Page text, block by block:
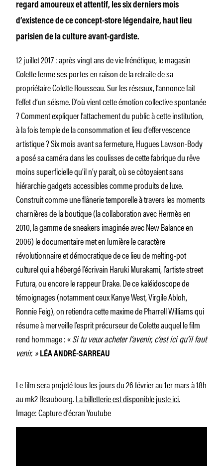
regard amoureux et attentif, les six derniers mois
d’existence de ce concept-store légendaire, haut lieu
parisien de la culture avant-gardiste.
12 juillet 2017 : après vingt ans de vie frénétique, le magasin
Colette ferme ses portes en raison de la retraite de sa
propriétaire Colette Rousseau. Sur les réseaux, l’annonce fait
l’effet d’un séisme. D’où vient cette émotion collective spontanée
? Comment expliquer l’attachement du public à cette institution,
à la fois temple de la consommation et lieu d’effervescence
artistique ? Six mois avant sa fermeture, Hugues Lawson-Body
a posé sa caméra dans les coulisses de cette fabrique du rêve
moins superficielle qu’il n’y paraît, où se côtoyaient sans
hiérarchie gadgets accessibles comme produits de luxe.
Construit comme une flânerie temporelle à travers les moments
charnières de la boutique (la collaboration avec Hermès en
2010, la gamme de sneakers imaginée avec New Balance en
2006) le documentaire met en lumière le caractère
révolutionnaire et démocratique de ce lieu de melting-pot
culturel qui a hébergé l’écrivain Haruki Murakami, l’artiste street
Futura, ou encore le rappeur Drake. De ce kaléidoscope de
témoignages (notamment ceux Kanye West, Virgile Abloh,
Ronnie Feig), on retiendra cette maxime de Pharrell Williams qui
résume à merveille l’esprit précurseur de Colette auquel le film
rend hommage : «Si tu veux acheter l’avenir, c’est ici qu’il faut
venir. » LÉA ANDRÉ-SARREAU
Le film sera projeté tous les jours du 26 février au 1er mars à 18h
au mk2 Beaubourg.La billetterie est disponible juste ici.
Image: Capture d’écran Youtube